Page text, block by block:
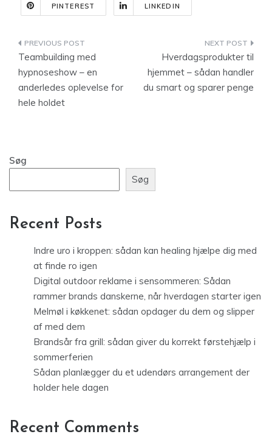
PINTEREST LINKEDIN
Indlægsnavigation
Teambuilding med
hypnoseshow – en
anderledes oplevelse for
hele holdet
Hverdagsprodukter til
hjemmet – sådan handler
du smart og sparer penge
Søg
Søg
Recent Posts
Indre uro i kroppen: sådan kan healing hjælpe dig med
at finde ro igen
Digital outdoor reklame i sensommeren: Sådan
rammer brands danskerne, når hverdagen starter igen
Melmøl i køkkenet: sådan opdager du dem og slipper
af med dem
Brandsår fra grill: sådan giver du korrekt førstehjælp i
sommerferien
Sådan planlægger du et udendørs arrangement der
holder hele dagen
Recent Comments